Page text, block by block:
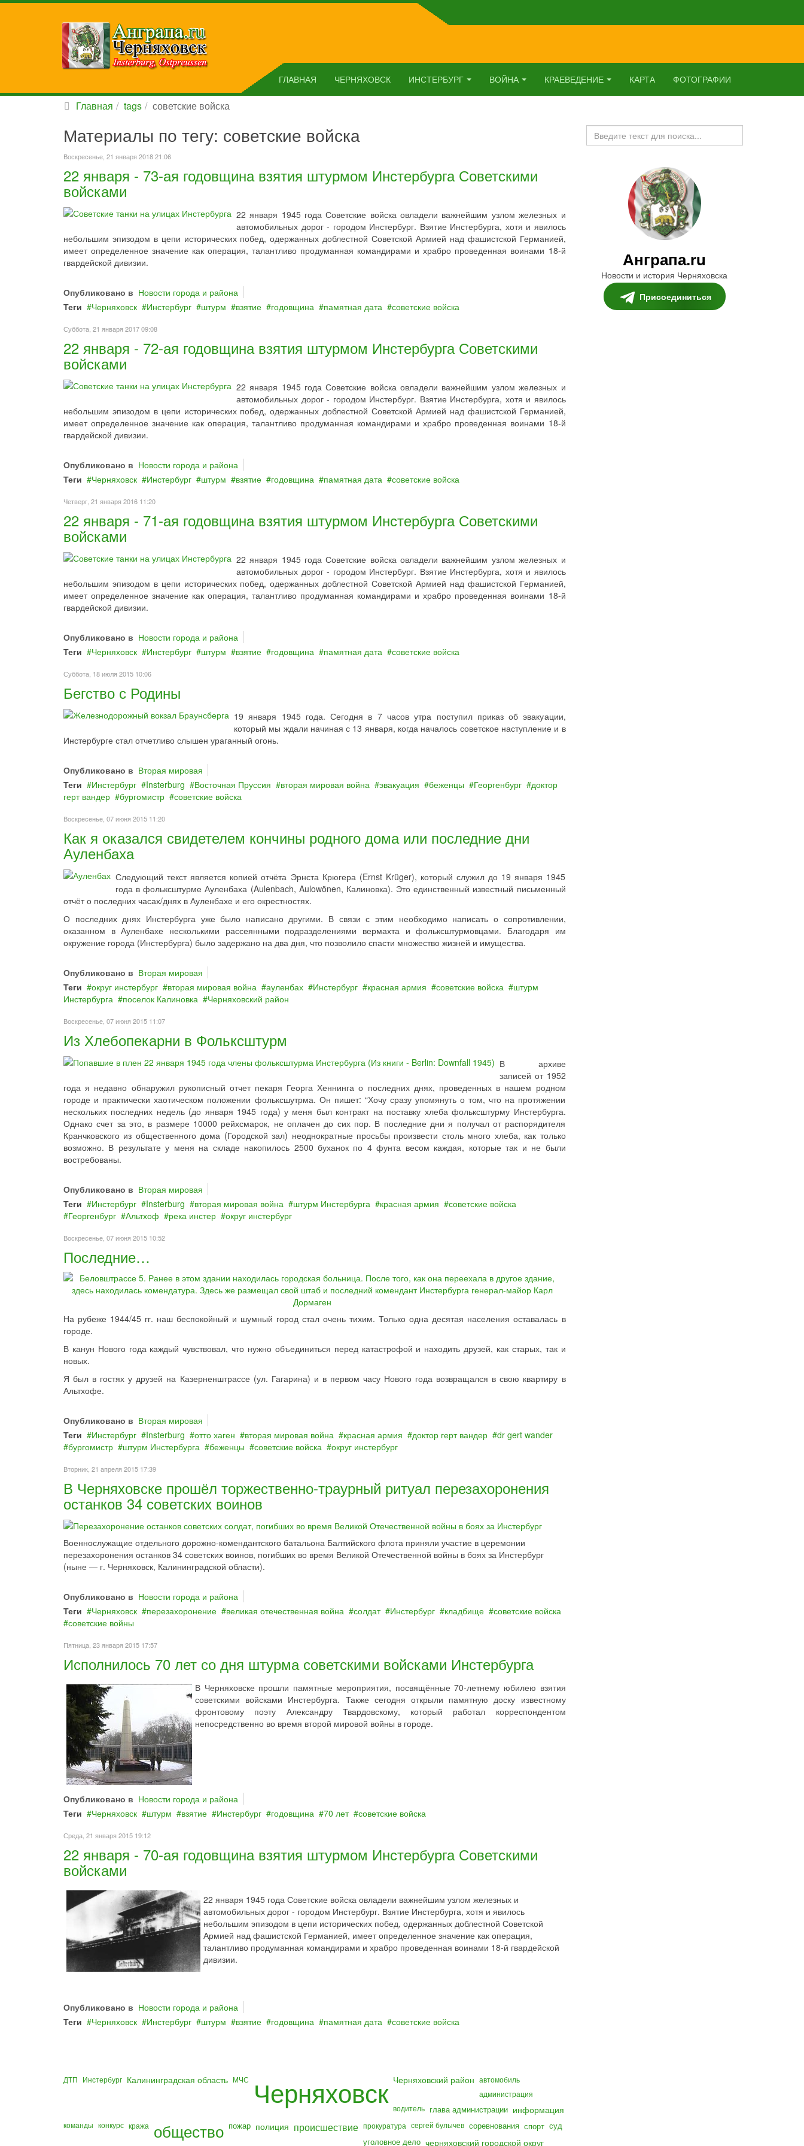
ГЛАВНАЯ ЧЕРНЯХОВСК ИНСТЕРБУРГ ВОЙНА КРАЕВЕДЕНИЕ КАРТА ФОТОГРАФИИ
Главная tags советские войска
Материалы по тегу: советские войска
Воскресенье, 21 января 2018 21:06
22 января - 73-ая годовщина взятия штурмом Инстербурга Советскими
войсками
22 января 1945 года Советские войска овладели важнейшим узлом железных и
автомобильных дорог - городом Инстербург. Взятие Инстербурга, хотя и явилось
небольшим эпизодом в цепи исторических побед, одержанных доблестной Советской Армией над фашистской Германией,
имеет определенное значение как операция, талантливо продуманная командирами и храбро проведенная воинами 18-й
гвардейской дивизии.
Опубликовано в Новости города и района
Теги
Черняховск Инстербург штурм взятие годовщина памятная дата советские войска
Суббота, 21 января 2017 09:08
22 января - 72-ая годовщина взятия штурмом Инстербурга Советскими
войсками
22 января 1945 года Советские войска овладели важнейшим узлом железных и
автомобильных дорог - городом Инстербург. Взятие Инстербурга, хотя и явилось
небольшим эпизодом в цепи исторических побед, одержанных доблестной Советской Армией над фашистской Германией,
имеет определенное значение как операция, талантливо продуманная командирами и храбро проведенная воинами 18-й
гвардейской дивизии.
Опубликовано в Новости города и района
Теги
Черняховск Инстербург штурм взятие годовщина памятная дата советские войска
Четверг, 21 января 2016 11:20
22 января - 71-ая годовщина взятия штурмом Инстербурга Советскими
войсками
22 января 1945 года Советские войска овладели важнейшим узлом железных и
автомобильных дорог - городом Инстербург. Взятие Инстербурга, хотя и явилось
небольшим эпизодом в цепи исторических побед, одержанных доблестной Советской Армией над фашистской Германией,
имеет определенное значение как операция, талантливо продуманная командирами и храбро проведенная воинами 18-й
гвардейской дивизии.
Опубликовано в Новости города и района
Теги
Черняховск Инстербург штурм взятие годовщина памятная дата советские войска
Суббота, 18 июля 2015 10:06
Бегство с Родины
19 января 1945 года. Сегодня в 7 часов утра поступил приказ об эвакуации,
который мы ждали начиная с 13 января, когда началось советское наступление и в
Инстербурге стал отчетливо слышен ураганный огонь.
Опубликовано в Вторая мировая
Теги
Инстербург Insterburg Восточная Пруссия вторая мировая война эвакуация беженцы Георгенбург
доктор
герт вандер
бургомистр советские войска
Воскресенье, 07 июня 2015 11:20
Как я оказался свидетелем кончины родного дома или последние дни
Ауленбаха
Следующий текст является копией отчёта Эрнста Крюгера (Ernst Krüger), который служил до 19 января 1945
года в фольксштурме Ауленбаха (Aulenbach, Aulowönen, Калиновка). Это единственный известный письменный
отчёт о последних часах/днях в Ауленбахе и его окрестностях.
О последних днях Инстербурга уже было написано другими. В связи с этим необходимо написать о сопротивлении,
оказанном в Ауленбахе несколькими рассеянными подразделениями вермахта и фольксштурмовцами. Благодаря им
окружение города (Инстербурга) было задержано на два дня, что позволило спасти множество жизней и имущества.
Опубликовано в Вторая мировая
Теги
округ инстербург вторая мировая война ауленбах Инстербург красная армия советские войска
штурм
Инстербурга
поселок Калиновка Черняховский район
Воскресенье, 07 июня 2015 11:07
Из Хлебопекарни в Фольксштурм
В архиве
записей от 1952
года я недавно обнаружил рукописный отчет пекаря Георга Хеннинга о последних днях, проведенных в нашем родном
городе и практически хаотическом положении фольксшутрма. Он пишет: “Хочу сразу упомянуть о том, что на протяжении
нескольких последних недель (до января 1945 года) у меня был контракт на поставку хлеба фольксштурму Инстербурга.
Однако счет за это, в размере 10000 рейхсмарок, не оплачен до сих пор. В последние дни я получал от распорядителя
Кранчковского из общественного дома (Городской зал) неоднократные просьбы произвести столь много хлеба, как только
возможно. В результате у меня на складе накопилось 2500 буханок по 4 фунта весом каждая, которые так и не были
востребованы.
Опубликовано в Вторая мировая
Теги
Инстербург Insterburg вторая мировая война штурм Инстербурга красная армия
советские войска
Георгенбург
Альтхоф река инстер округ инстербург
Воскресенье, 07 июня 2015 10:52
Последние…
На рубеже 1944/45 гг. наш беспокойный и шумный город стал очень тихим. Только одна десятая населения оставалась в
городе.
В канун Нового года каждый чувствовал, что нужно объединиться перед катастрофой и находить друзей, как старых, так и
новых.
Я был в гостях у друзей на Казерненштрассе (ул. Гагарина) и в первом часу Нового года возвращался в свою квартиру в
Альтхофе.
Опубликовано в Вторая мировая
Теги
Инстербург Insterburg отто хаген вторая мировая война красная армия доктор герт вандер
dr gert wander
бургомистр
штурм Инстербурга беженцы советские войска округ инстербург
Вторник, 21 апреля 2015 17:39
В Черняховске прошёл торжественно-траурный ритуал перезахоронения
останков 34 советских воинов
Военнослужащие отдельного дорожно-комендантского батальона Балтийского флота приняли участие в церемонии
перезахоронения останков 34 советских воинов, погибших во время Великой Отечественной войны в боях за Инстербург
(ныне — г. Черняховск, Калининградской области).
Опубликовано в Новости города и района
Теги
Черняховск перезахоронение великая отечественная война солдат Инстербург кладбище
советские войска
советские войны
Пятница, 23 января 2015 17:57
Исполнилось 70 лет со дня штурма советскими войсками Инстербурга
В Черняховске прошли памятные мероприятия, посвящённые 70-летнему юбилею взятия
советскими войсками Инстербурга. Также сегодня открыли памятную доску известному
фронтовому поэту Александру Твардовскому, который работал корреспондентом
непосредственно во время второй мировой войны в городе.
Опубликовано в Новости города и района
Теги
Черняховск штурм взятие Инстербург годовщина 70 лет советские войска
Среда, 21 января 2015 19:12
22 января - 70-ая годовщина взятия штурмом Инстербурга Советскими
войсками
22 января 1945 года Советские войска овладели важнейшим узлом железных и
автомобильных дорог - городом Инстербург. Взятие Инстербурга, хотя и явилось
небольшим эпизодом в цепи исторических побед, одержанных доблестной Советской
Армией над фашистской Германией, имеет определенное значение как операция,
талантливо продуманная командирами и храбро проведенная воинами 18-й гвардейской
дивизии.
Опубликовано в Новости города и района
Теги
Черняховск Инстербург штурм взятие годовщина памятная дата советские войска
ДТП Инстербург Калининградская область МЧС Черняховск Черняховский район автомобиль
администрация
водитель глава администрации информация
команды конкурс кража общество пожар полиция происшествие прокуратура сергей булычев соревнования спорт суд
уголовное дело черняховский городской округ
Искать...
Анграпа.ru
Новости и история Черняховска
Присоединиться